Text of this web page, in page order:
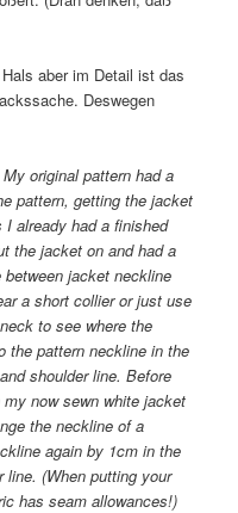
aber im Detail ist das
Deswegen
original pattern had a
pattern, getting the jacket
already had a finished
the jacket on and had a
jacket neckline
a short collier or just use
to see where the
the pattern neckline in the
shoulder line. Before
now sewn white jacket
the neckline of a
again by 1cm in the
line. (When putting your
has seam allowances!)